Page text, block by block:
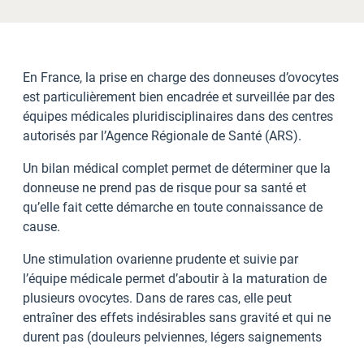
En France, la prise en charge des donneuses d’ovocytes
est particulièrement bien encadrée et surveillée par des
équipes médicales pluridisciplinaires dans des centres
autorisés par l’Agence Régionale de Santé (ARS).
Un bilan médical complet permet de déterminer que la
donneuse ne prend pas de risque pour sa santé et
qu’elle fait cette démarche en toute connaissance de
cause.
Une stimulation ovarienne prudente et suivie par
l’équipe médicale permet d’aboutir à la maturation de
plusieurs ovocytes. Dans de rares cas, elle peut
entraîner des effets indésirables sans gravité et qui ne
durent pas (douleurs pelviennes, légers saignements